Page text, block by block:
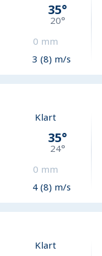
35°
20°
0 mm
3 (8) m/s
Klart
35°
24°
0 mm
4 (8) m/s
Klart